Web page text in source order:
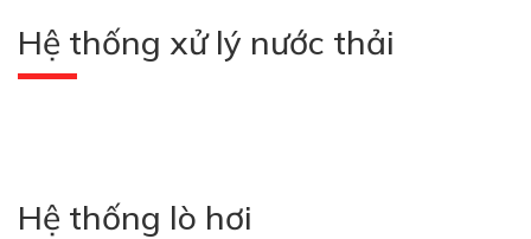
Hệ thống xử lý nước thải
Hệ thống lò hơi